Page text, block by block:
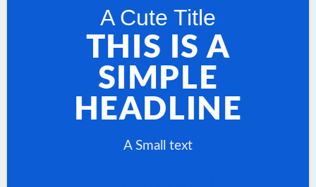
A Cute Title
THIS IS A
SIMPLE
HEADLINE
A Small text